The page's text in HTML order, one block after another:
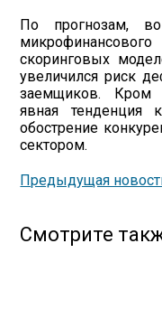
По прогнозам,
скоринговых
увеличился риск
заемщиков. Кром
явная
обострение
сектором.
Предыдущая
Смотрите